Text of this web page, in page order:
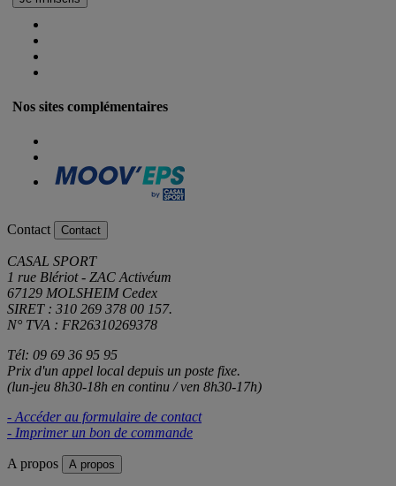
Nos sites complémentaires
Contact Contact
CASAL SPORT
1 rue Blériot - ZAC Activéum
67129 MOLSHEIM Cedex
SIRET : 310 269 378 00 157.
N° TVA : FR26310269378
Tél: 09 69 36 95 95
Prix d'un appel local depuis un poste fixe.
(lun-jeu 8h30-18h en continu / ven 8h30-17h)
- Accéder au formulaire de contact
- Imprimer un bon de commande
A propos A propos